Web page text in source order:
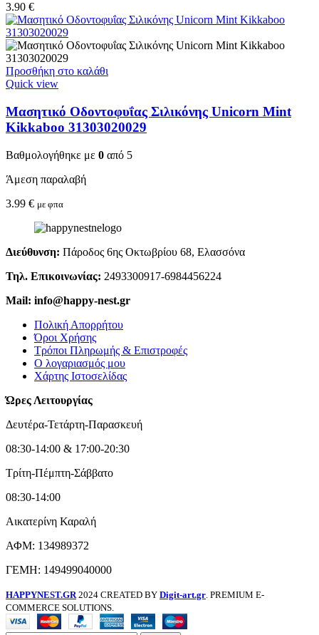
3.90 €
Προσθήκη στο καλάθι
Quick view
Μασητικό Οδοντοφυΐας Σιλικόνης Unicorn Mint
Kikkaboo 31303020029
Βαθμολογήθηκε με 0 από 5
Άμεση παραλαβή
3.99 € με φπα
Διεύθυνση: Πάροδος 6ης Οκτωβρίου 68, Ελασσόνα
Τηλ. Επικοινωνίας: 2493300917-6984456224
Mail: info@happy-nest.gr
Πολική Απορρήτου
Όροι Χρήσης
Τρόποι Πληρωμής & Επιστροφές
Ο λογαριασμός μου
Χάρτης Ιστοσελίδας
Ώρες Λειτουργίας
Δευτέρα-Τετάρτη-Παρασκευή
08:30-14:00 & 17:00-20:30
Τρίτη-Πέμπτη-Σάββατο
08:30-14:00
Αικατερίνη Καραλή
ΑΦΜ: 134989372
ΓΕΜΗ: 149499040000
HAPPYNEST.GR 2024 CREATED BY Digit-art.gr . PREMIUM E-
COMMERCE SOLUTIONS.